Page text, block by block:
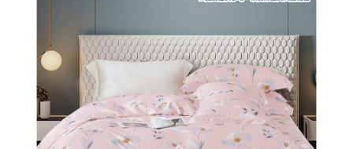
１．透過由恩沛科技股份有限公司提供之「AFTEE先享後付」服務完成之交
易，需依本服務之必要範圍內提供個人資料，並將交易相關給付款項請求債
權轉讓予恩沛科技股份有限公司。
２．關於個人資料處理事宜，請瀏覽以下網址：
https://aftee.tw/terms/#terms3
３．未成年的使用者請事先徵得法定代理人或監護人之同意方可使用
「AFTEE先享後付」，若未經同意申辦者引起之損失，本公司不負相關責
４．使用「AFTEE先享後付」時，將依據個別帳號之用戶狀況，依本公司即